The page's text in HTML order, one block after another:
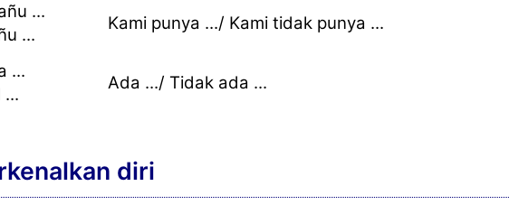
...
...
Kami punya .../ Kami tidak punya ...
...
...
Ada .../ Tidak ada ...
diri